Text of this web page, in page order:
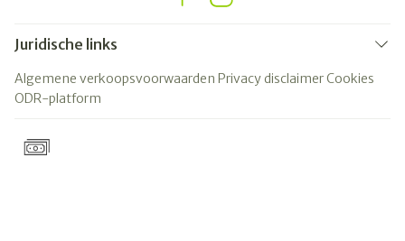
Juridische links
Algemene verkoopsvoorwaarden Privacy disclaimerCookies
ODR-platform